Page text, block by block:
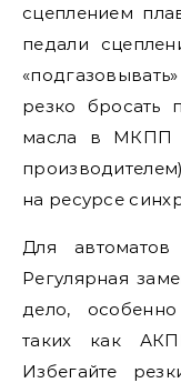
сцеплением
педали
резко бросать
масла в МКПП
на ресурсе
Для
Регулярная
дело,
таких как
Избегайте